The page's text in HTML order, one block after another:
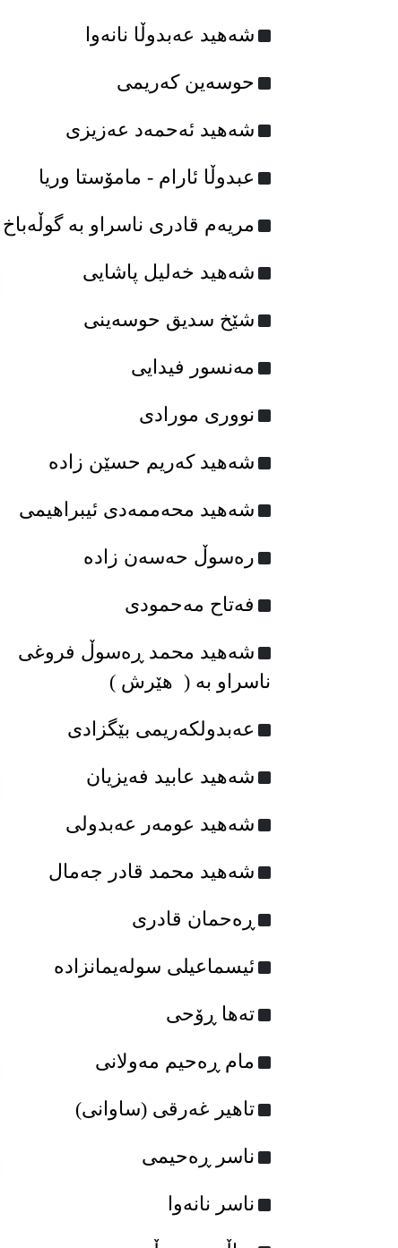
شەهید عەبدوڵا نانەوا
حوسەین کەریمی
شەهید ئەحمەد عەزیزی
عبدوڵا ئارام - مامۆستا وریا
مریەم قادری ناسراو به‌ گوڵه‌باخ
شەهید خەلیل پاشایی
شێخ سدیق حوسەینی
مەنسور فیدایی
نووری مورادی
شەهید کەریم حسێن زادە
شەهید محەممه‌دی ئیبراهیمی
رەسوڵ حەسەن زادە
فه‌تاح مه‌حمودی
شەهید محمد ڕەسوڵ فروغی
ناسراو بە ( هێرش )
عەبدولکەریمی بێگزادی
شه‌هید عابید فه‌یزیان
شەهید عومه‌ر عه‌بدولی
شه‌هید محمد قادر جه‌مال
ڕه‌حمان قادری
ئیسماعیلی سولەیمانزادە
ته‌ها ڕۆحی
مام ڕه‌حیم مه‌ولانی
تاهیر غەرقی (ساوانی)
ناسر ڕه‌حیمی
ناسر نانه‌وا